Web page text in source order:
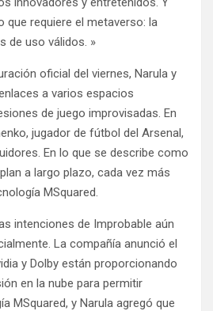
que requiere el metaverso: la
de uso válidos. »
oficial del viernes, Narula y
a varios espacios
de juego improvisadas. En
jugador de fútbol del Arsenal,
En lo que se describe como
a largo plazo, cada vez más
MSquared.
intenciones de Improbable aún
La compañía anunció el
y Dolby están proporcionando
en la nube para permitir
MSquared, y Narula agregó que